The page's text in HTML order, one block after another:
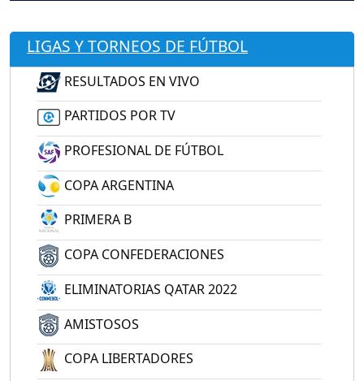
LIGAS Y TORNEOS DE FÚTBOL
RESULTADOS EN VIVO
PARTIDOS POR TV
PROFESIONAL DE FÚTBOL
COPA ARGENTINA
PRIMERA B
COPA CONFEDERACIONES
ELIMINATORIAS QATAR 2022
AMISTOSOS
COPA LIBERTADORES